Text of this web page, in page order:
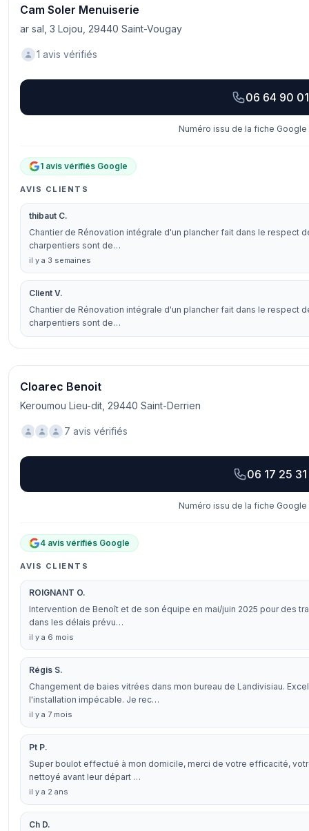
Cam Soler Menuiserie
ar sal, 3 Lojou, 29440 Saint-Vougay
1 avis vérifiés
06 64 90
Numéro issu de la fiche
1 avis vérifiés Google
AVIS CLIENTS
thibaut C.
Chantier de Rénovation intégrale d'un plancher fait dans le respect
charpentiers sont de…
il y a 3 semaines
Client V.
Chantier de Rénovation intégrale d'un plancher fait dans le respect
charpentiers sont de…
Cloarec Benoit
Keroumou Lieu-dit, 29440 Saint-Derrien
7 avis vérifiés
06 17 25
Numéro issu de la fiche
4 avis vérifiés Google
AVIS CLIENTS
ROIGNANT O.
Intervention de Benoît et de son équipe en mai/juin 2025 pour des
dans les délais prévu…
il y a 6 mois
Régis S.
Changement de baies vitrées dans mon bureau de Landivisiau.
l'installation impécable. Je rec…
il y a 7 mois
Pt P.
Super boulot effectué à mon domicile, merci de votre efficacité,
nettoyé avant leur départ …
il y a 2 ans
Ch D.